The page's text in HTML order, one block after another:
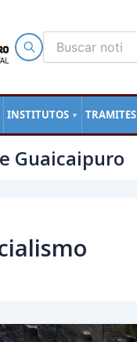
INSTITUTOS ▼ TRAMITES
Guaicaipuro